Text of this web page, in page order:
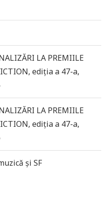
LA PREMIILE
ediția a 47-a,
LA PREMIILE
ediția a 47-a,
și SF